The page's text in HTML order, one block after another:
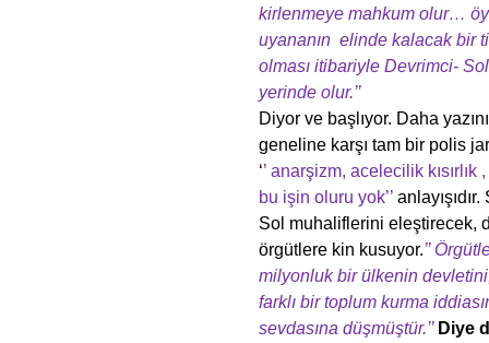
kirlenmeye mahkum olur…
uyananın elinde kalacak bir
olması itibariyle Devrimci-
yerinde olur.’’
Diyor ve başlıyor. Daha
geneline karşı tam bir polis
‘’ anarşizm, acelecilik
bu işin oluru yok’’
Sol muhaliflerini eleştirecek,
örgütlere kin kusuyor.’’
milyonluk bir ülkenin
farklı bir toplum kurma
sevdasına düşmüştür.’’ Diye